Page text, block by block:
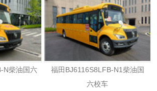
N柴油国六
福田BJ6116S8LFB-N1柴油国
六校车